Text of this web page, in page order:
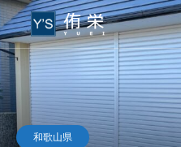
和歌山県